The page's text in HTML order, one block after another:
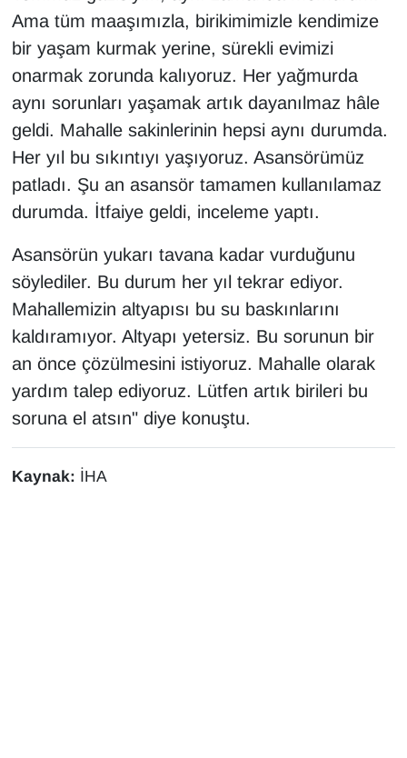
Ama tüm maaşımızla, birikimimizle kendimize
bir yaşam kurmak yerine, sürekli evimizi
onarmak zorunda kalıyoruz. Her yağmurda
aynı sorunları yaşamak artık dayanılmaz hâle
geldi. Mahalle sakinlerinin hepsi aynı durumda.
Her yıl bu sıkıntıyı yaşıyoruz. Asansörümüz
patladı. Şu an asansör tamamen kullanılamaz
durumda. İtfaiye geldi, inceleme yaptı.
Asansörün yukarı tavana kadar vurduğunu
söylediler. Bu durum her yıl tekrar ediyor.
Mahallemizin altyapısı bu su baskınlarını
kaldıramıyor. Altyapı yetersiz. Bu sorunun bir
an önce çözülmesini istiyoruz. Mahalle olarak
yardım talep ediyoruz. Lütfen artık birileri bu
soruna el atsın" diye konuştu.
Kaynak: İHA